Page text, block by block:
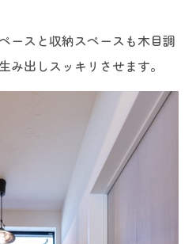
ースと収納スペースも木目調
み出しスッキリさせます。